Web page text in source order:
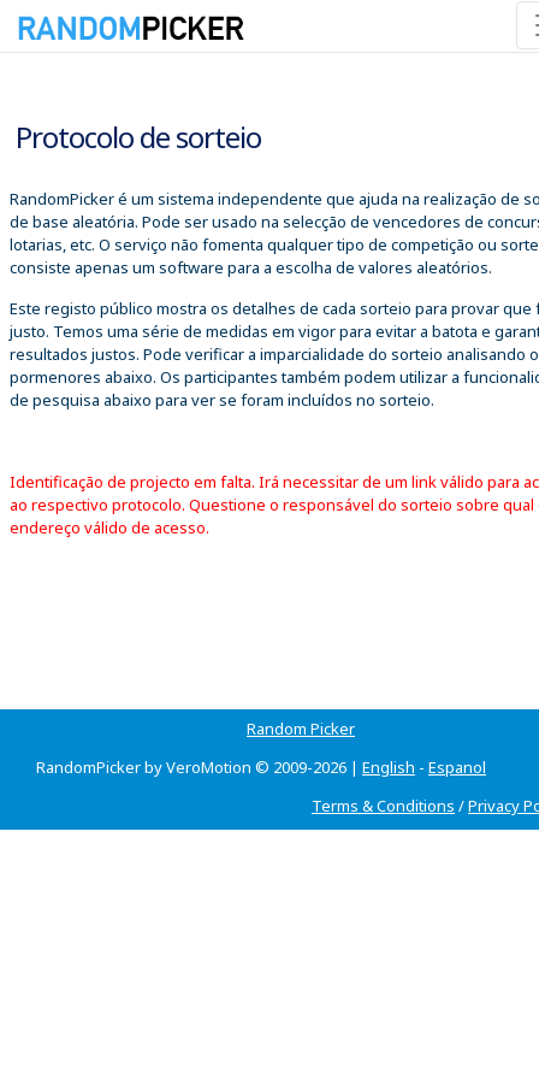
Protocolo de sorteio
RandomPicker é um sistema independente que ajuda na realização de
de base aleatória. Pode ser usado na selecção de vencedores de
lotarias, etc. O serviço não fomenta qualquer tipo de competição ou
consiste apenas um software para a escolha de valores aleatórios.
Este registo público mostra os detalhes de cada sorteio para provar que
justo. Temos uma série de medidas em vigor para evitar a batota e
resultados justos. Pode verificar a imparcialidade do sorteio analisando
pormenores abaixo. Os participantes também podem utilizar a
de pesquisa abaixo para ver se foram incluídos no sorteio.
Identificação de projecto em falta. Irá necessitar de um link válido para
ao respectivo protocolo. Questione o responsável do sorteio sobre qual
endereço válido de acesso.
Random Picker
RandomPicker by VeroMotion © 2009-2026 | English - Espanol
Terms & Conditions /Privacy